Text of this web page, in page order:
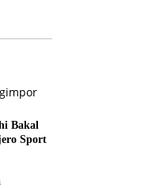
Bakal
Sport